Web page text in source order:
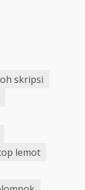
skripsi
lemot